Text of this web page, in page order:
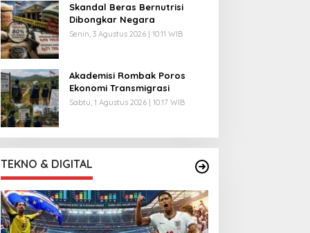
Skandal Beras Bernutrisi
Dibongkar Negara
Senin, 3 Agustus 2026 | 10:11 WIB
Akademisi Rombak Poros
Ekonomi Transmigrasi
Sabtu, 1 Agustus 2026 | 10:17 WIB
TEKNO & DIGITAL